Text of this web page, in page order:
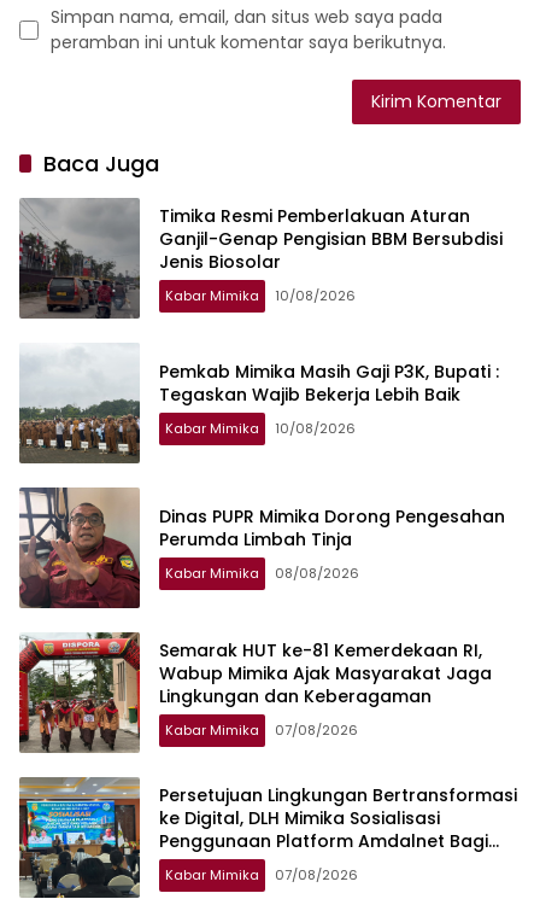
Simpan nama, email, dan situs web saya pada
peramban ini untuk komentar saya berikutnya.
Baca Juga
Timika Resmi Pemberlakuan Aturan
Ganjil-Genap Pengisian BBM Bersubdisi
Jenis Biosolar
Kabar Mimika 10/08/2026
Pemkab Mimika Masih Gaji P3K, Bupati :
Tegaskan Wajib Bekerja Lebih Baik
Kabar Mimika 10/08/2026
Dinas PUPR Mimika Dorong Pengesahan
Perumda Limbah Tinja
Kabar Mimika 08/08/2026
Semarak HUT ke-81 Kemerdekaan RI,
Wabup Mimika Ajak Masyarakat Jaga
Lingkungan dan Keberagaman
Kabar Mimika 07/08/2026
Persetujuan Lingkungan Bertransformasi
ke Digital, DLH Mimika Sosialisasi
Penggunaan Platform Amdalnet Bagi
Pelaku Usaha
Kabar Mimika 07/08/2026